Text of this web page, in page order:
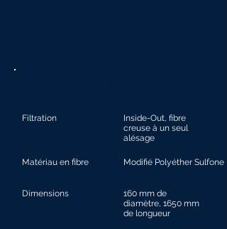
Filtration
Inside-Out, fibre
creuse à un seul
alésage
Matériau en fibre Modifié Polyéther Sulfone
Dimensions
160 mm de
diamètre, 1650 mm
de longueur